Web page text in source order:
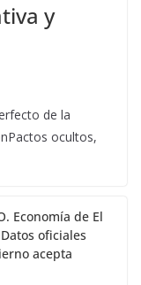
y
de la
ocultos,
Economía de El
oficiales
acepta